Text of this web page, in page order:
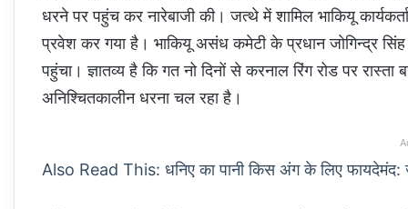
धरने पर पहुंच कर नारेबाजी की। जत्थे में शामिल भाकियू
प्रवेश कर गया है। भाकियू असंध कमेटी के प्रधान जोगिन्द्र सिंह
पहुंचा। ज्ञातव्य है कि गत नो दिनों से करनाल रिंग रोड पर
अनिश्चितकालीन धरना चल रहा है।
Also Read This: धनिए का पानी किस अंग के लिए फायदेमंद: